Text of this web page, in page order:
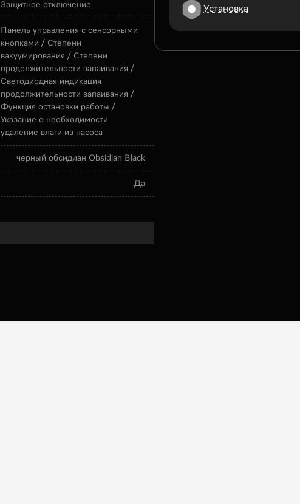
Защитное отключение
Панель управления с сенсорными
кнопками / Степени
вакуумирования / Степени
продолжительности запаивания /
Светодиодная индикация
продолжительности запаивания /
Функция остановки работы /
Указание о необходимости
удаление влаги из насоса
черный обсидиан Obsidian Black
Да
Установка